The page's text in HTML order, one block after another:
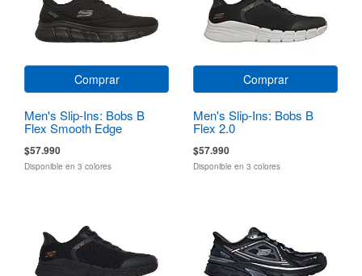
Comprar
Men's Slip-Ins: Bobs B
Flex Smooth Edge
$57.990
Disponible en 3 colores
Comprar
Men's Slip-Ins: Bobs B
Flex 2.0
$57.990
Disponible en 3 colores